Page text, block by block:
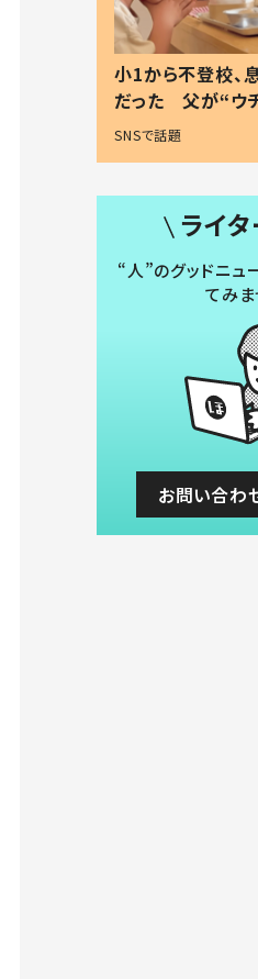
小1から不登校、
だった 父が“ウ
る理由とは #令
SNSで話題
ライタ
“人”のグッドニュ
てみま
お問い合わ